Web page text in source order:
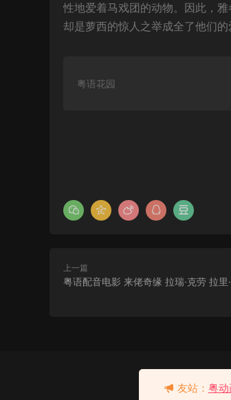
性地爱着马戏团的动物。因此，
却是萝西的惊人之举成全了他们
粤语花园
上一篇
粤语配音电影 来佬奇缘 拉瑞·克劳 拉
音版全40集 再次重逢的世界
友站： 粤